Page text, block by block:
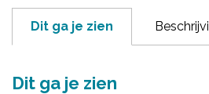
Dit ga je zien
Dit ga je zien